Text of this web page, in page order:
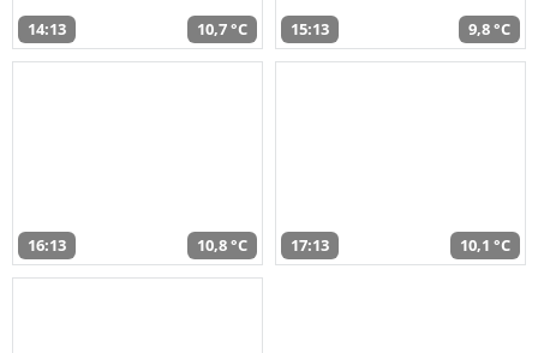
14:13 10,7 °C 15:13 9,8 °C
16:13 10,8 °C 17:13 10,1 °C